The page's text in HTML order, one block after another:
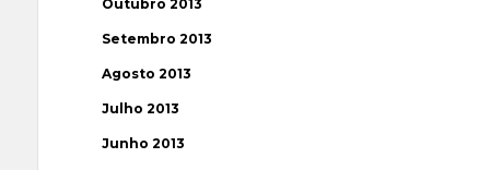
Outubro 2013
Setembro 2013
Agosto 2013
Julho 2013
Junho 2013